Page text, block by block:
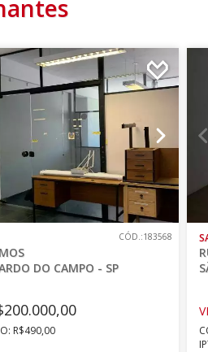
DO CAMPO - SP
CÓD.:183568
R$490,00